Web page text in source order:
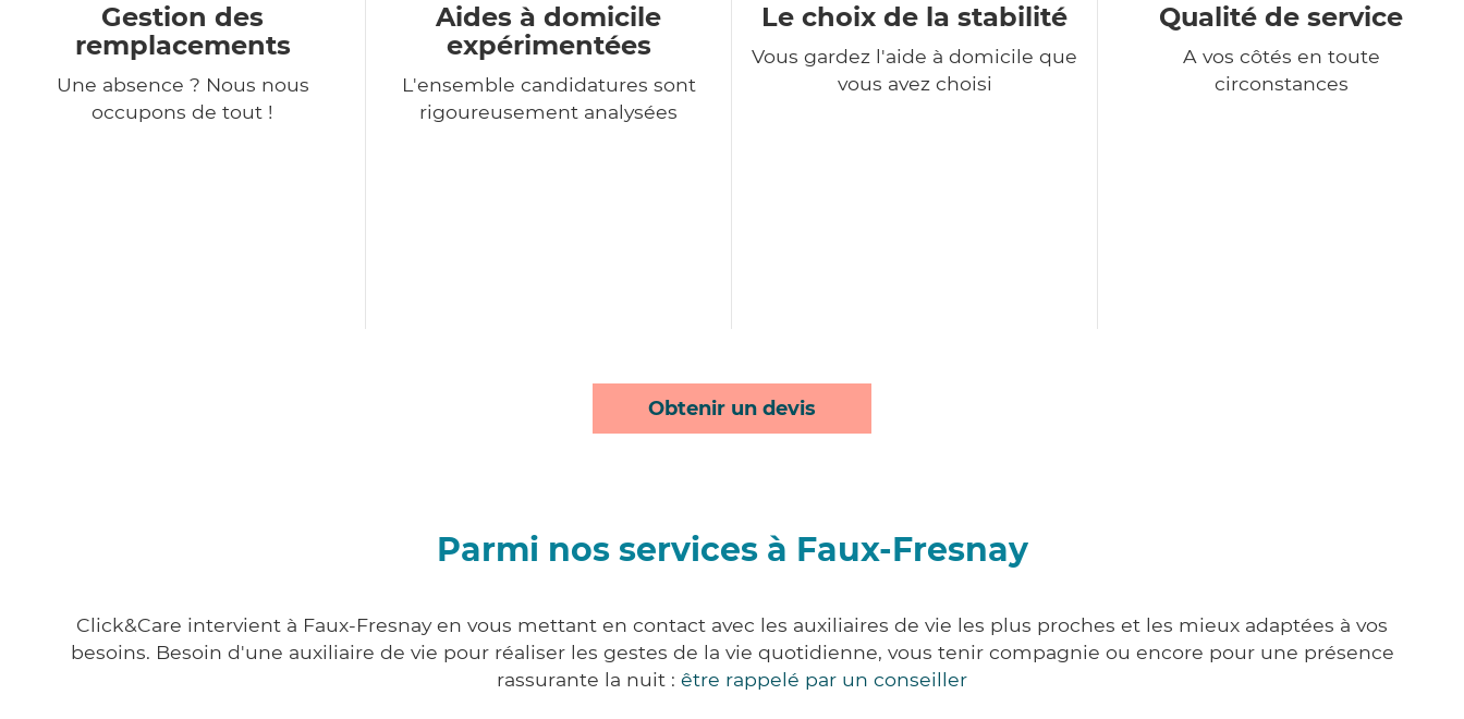
Gestion des
remplacements
Une absence ? Nous nous
occupons de tout !
Aides à domicile
expérimentées
L'ensemble candidatures sont
rigoureusement analysées
Le choix de la stabilité
Vous gardez l'aide à domicile que
vous avez choisi
Qualité de service
A vos côtés en toute
circonstances
Obtenir un devis
Parmi nos services à Faux-Fresnay
Click&Care intervient à Faux-Fresnay en vous mettant en contact avec les auxiliaires de vie les plus proches et les mieux adaptées à vos
besoins. Besoin d'une auxiliaire de vie pour réaliser les gestes de la vie quotidienne, vous tenir compagnie ou encore pour une présence
rassurante la nuit : être rappelé par un conseiller